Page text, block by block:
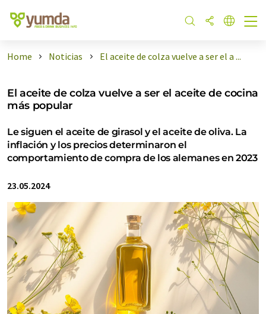
Home Noticias El aceite de colza vuelve a ser el a ...
El aceite de colza vuelve a ser el aceite de cocina
más popular
Le siguen el aceite de girasol y el aceite de oliva. La
inflación y los precios determinaron el
comportamiento de compra de los alemanes en 2023
23.05.2024